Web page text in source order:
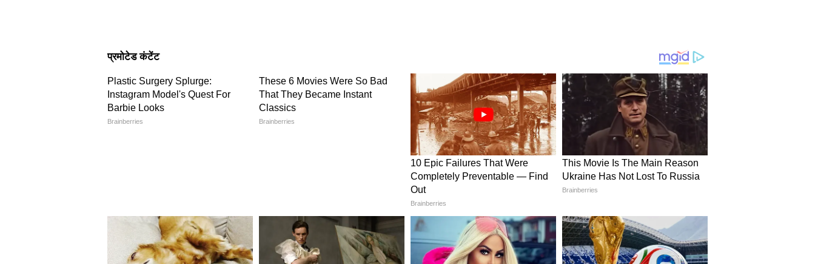
हाल के मुकाबलों में यह साफ दिखा है कि शुरुआती विकेट गिरने के बाद भारतीय टीम वापसी करने
सिलसिला शुरू हो जाता है। यही वजह है कि कई हार सामान्य हार न होकर बड़े रिकॉर्ड में बदल जाती